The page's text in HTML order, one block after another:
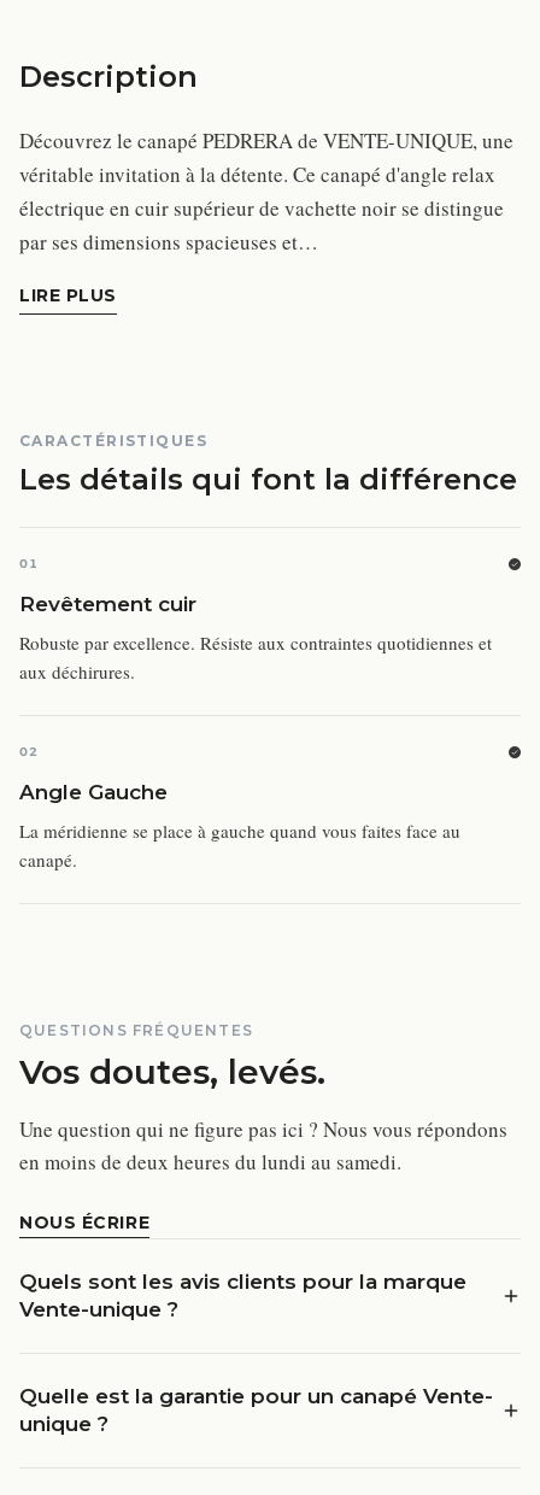
Description
Découvrez le canapé PEDRERA de VENTE-UNIQUE, une
véritable invitation à la détente. Ce canapé d'angle relax
électrique en cuir supérieur de vachette noir se distingue
par ses dimensions spacieuses et…
LIRE PLUS
CARACTÉRISTIQUES
Les détails qui font la différence
01
Revêtement cuir
Robuste par excellence. Résiste aux contraintes quotidiennes et
aux déchirures.
02
Angle Gauche
La méridienne se place à gauche quand vous faites face au
canapé.
QUESTIONS FRÉQUENTES
Vos doutes, levés.
Une question qui ne figure pas ici ? Nous vous répondons
en moins de deux heures du lundi au samedi.
NOUS ÉCRIRE
Quels sont les avis clients pour la marque
Vente-unique ?
Quelle est la garantie pour un canapé Vente-
unique ?